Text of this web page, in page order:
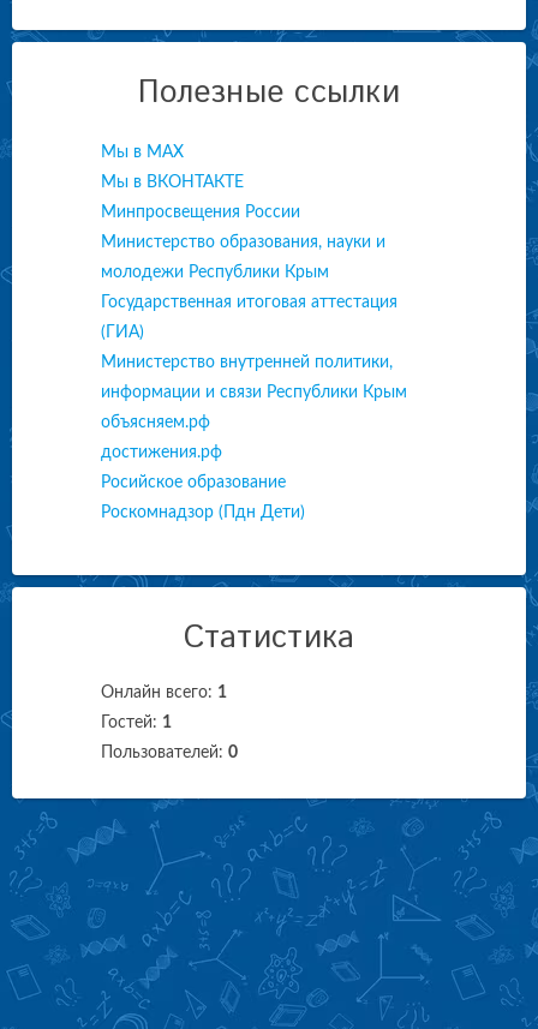
Полезные ссылки
Мы в МАХ
Мы в ВКОНТАКТЕ
Минпросвещения России
Министерство образования, науки и
молодежи Республики Крым
Государственная итоговая аттестация
(ГИА)
Министерство внутренней политики,
информации и связи Республики Крым
объясняем.рф
достижения.рф
Росийское образование
Роскомнадзор (Пдн Дети)
Статистика
Онлайн всего: 1
Гостей: 1
Пользователей: 0